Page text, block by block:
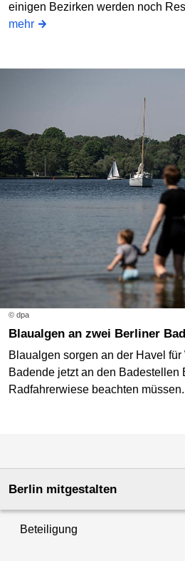
einigen Bezirken werden noch
mehr
© dpa
Blaualgen an zwei Berliner
Blaualgen sorgen an der Havel
Badende jetzt an den Badestellen
Radfahrerwiese beachten müssen.
Berlin mitgestalten
Beteiligung